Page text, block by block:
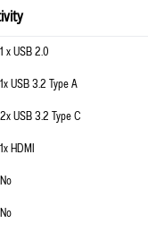
1 x USB 2.0
1x USB 3.2 Type A
2x USB 3.2 Type C
1x HDMI
No
No